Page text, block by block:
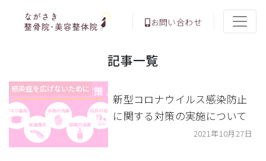
お問い合わせ
記事一覧
感染症を広げないために
新型コロナウイルス感染防止
に関する対策の実施について
2021年10月27日